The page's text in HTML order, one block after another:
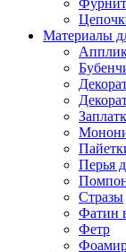
Материалы
Перья
Стразы
Фатин
Фетр